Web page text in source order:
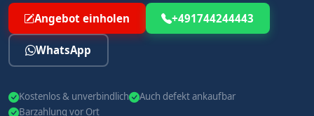
Angebot einholen +491744244443
WhatsApp
Kostenlos & unverbindlich
Auch defekt ankaufbar
Barzahlung vor Ort